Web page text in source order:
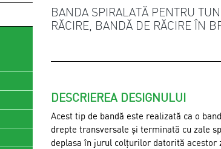
BANDA SPIRALATĂ PENTRU
RĂCIRE, BANDĂ DE RĂCIRE ÎN
DESCRIEREA DESIGNULUI
Acest tip de bandă este realizată ca o
drepte transversale și terminată cu zale
deplasa în jurul colțurilor datorită acestor